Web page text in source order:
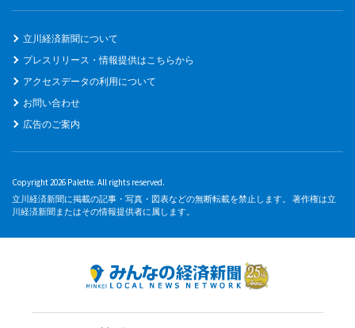
立川経済新聞について
プレスリリース・情報提供はこちらから
アクセスデータの利用について
お問い合わせ
広告のご案内
Copyright 2026 Palette. All rights reserved.
立川経済新聞に掲載の記事・写真・図表などの無断転載を禁止します。 著作権は立
川経済新聞またはその情報提供者に属します。